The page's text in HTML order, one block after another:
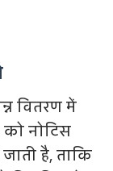
वितरण में
नोटिस
है, ताकि